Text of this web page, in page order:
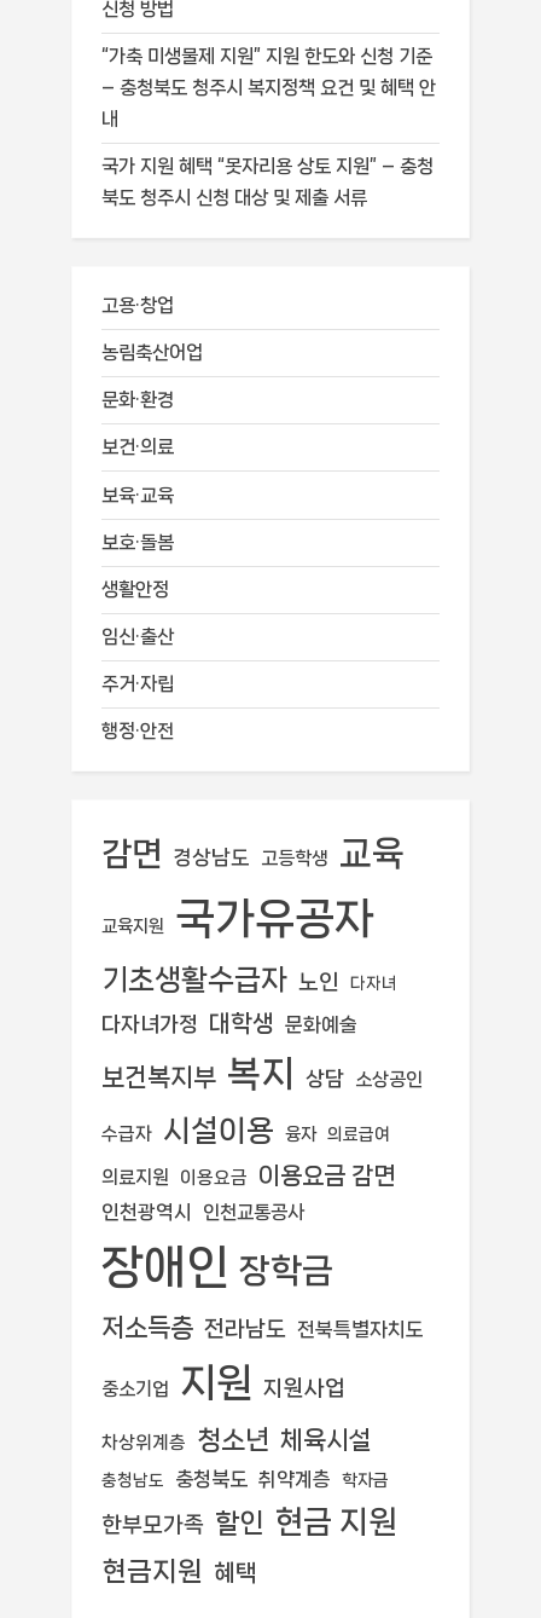
신청 방법
“가축 미생물제 지원” 지원 한도와 신청 기준
– 충청북도 청주시 복지정책 요건 및 혜택 안
내
국가 지원 혜택 “못자리용 상토 지원” – 충청
북도 청주시 신청 대상 및 제출 서류
고용·창업
농림축산어업
문화·환경
보건·의료
보육·교육
보호·돌봄
생활안정
임신·출산
주거·자립
행정·안전
감면 경상남도 고등학생 교육
교육지원 국가유공자
기초생활수급자 노인 다자녀
다자녀가정 대학생 문화예술
보건복지부 복지 상담 소상공인
수급자 시설이용 융자 의료급여
의료지원 이용요금 이용요금 감면
인천광역시 인천교통공사
장애인 장학금
저소득층 전라남도 전북특별자치도
중소기업 지원 지원사업
차상위계층 청소년 체육시설
충청남도 충청북도 취약계층 학자금
한부모가족 할인 현금 지원
현금지원 혜택